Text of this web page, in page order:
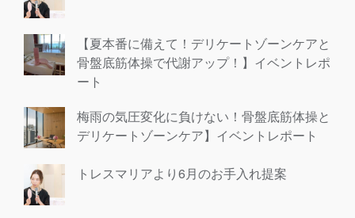
【夏本番に備えて！デリケートゾーンケアと
骨盤底筋体操で代謝アップ！】イベントレポ
ート
梅雨の気圧変化に負けない！骨盤底筋体操と
デリケートゾーンケア】イベントレポート
トレスマリアより6月のお手入れ提案